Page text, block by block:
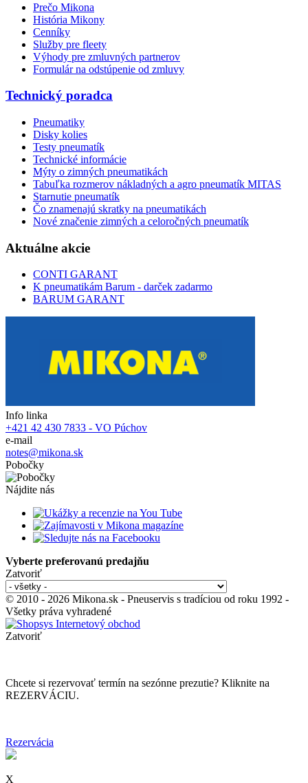
Prečo Mikona
História Mikony
Cenníky
Služby pre fleety
Výhody pre zmluvných partnerov
Formulár na odstúpenie od zmluvy
Technický poradca
Pneumatiky
Disky kolies
Testy pneumatík
Technické informácie
Mýty o zimných pneumatikách
Tabuľka rozmerov nákladných a agro pneumatík MITAS
Starnutie pneumatík
Čo znamenajú skratky na pneumatikách
Nové značenie zimných a celoročných pneumatík
Aktuálne akcie
CONTI GARANT
K pneumatikám Barum - darček zadarmo
BARUM GARANT
Info linka
+421 42 430 7833 - VO Púchov
e-mail
notes@mikona.sk
Pobočky
Nájdite nás
Vyberte preferovanú predajňu
Zatvoriť
© 2010 - 2026 Mikona.sk - Pneuservis s tradíciou od roku 1992 -
Všetky práva vyhradené
Zatvoriť
Chcete si rezervovať termín na sezónne prezutie? Kliknite na
REZERVÁCIU.
Rezervácia
X